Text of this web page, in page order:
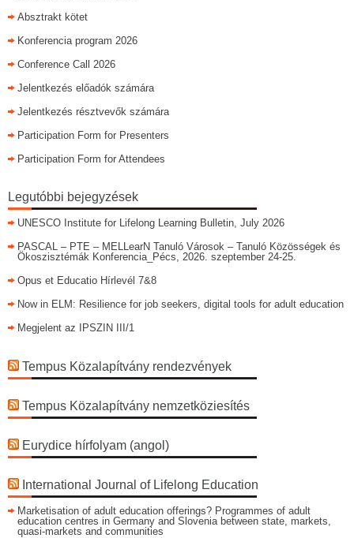
Absztrakt kötet
Konferencia program 2026
Conference Call 2026
Jelentkezés előadók számára
Jelentkezés résztvevők számára
Participation Form for Presenters
Participation Form for Attendees
Legutóbbi bejegyzések
UNESCO Institute for Lifelong Learning Bulletin, July 2026
PASCAL – PTE – MELLearN Tanuló Városok – Tanuló Közösségek és
Ökoszisztémák Konferencia_Pécs, 2026. szeptember 24-25.
Opus et Educatio Hírlevél 7&8
Now in ELM: Resilience for job seekers, digital tools for adult education
Megjelent az IPSZIN III/1
Tempus Közalapítvány rendezvények
Tempus Közalapítvány nemzetköziesítés
Eurydice hírfolyam (angol)
International Journal of Lifelong Education
Marketisation of adult education offerings? Programmes of adult
education centres in Germany and Slovenia between state, markets,
quasi-markets and communities